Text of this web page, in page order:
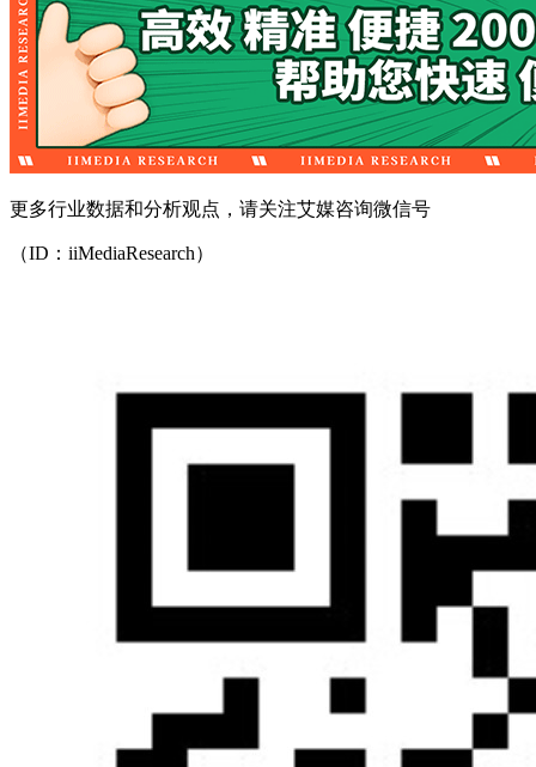
更多行业数据和分析观点，请关注艾媒咨询微信号
（ID：iiMediaResearch）